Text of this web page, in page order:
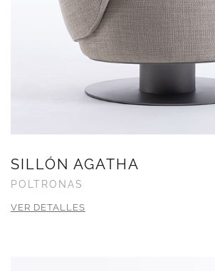
SILLÓN AGATHA
POLTRONAS
VER DETALLES